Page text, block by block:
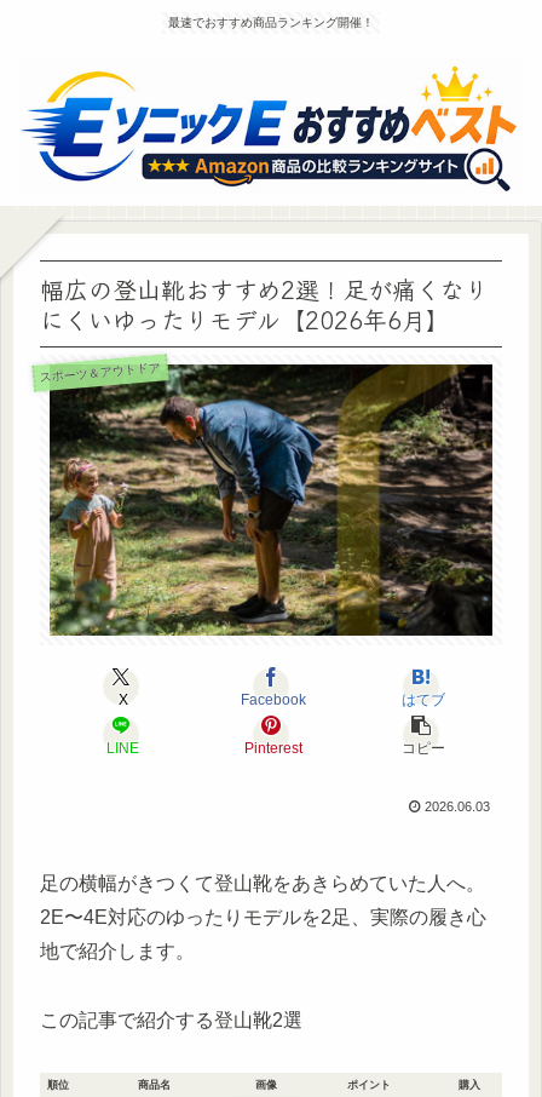
最速でおすすめ商品ランキング開催！
幅広の登山靴おすすめ2選！足が痛くなり
にくいゆったりモデル【2026年6月】
スポーツ＆アウトドア
X Facebook はてブ
LINE Pinterest コピー
2026.06.03
足の横幅がきつくて登山靴をあきらめていた人へ。
2E〜4E対応のゆったりモデルを2足、実際の履き心
地で紹介します。
この記事で紹介する登山靴2選
順位 商品名 画像 ポイント 購入